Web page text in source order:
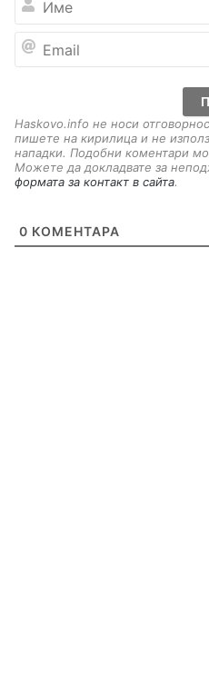
Haskovo.info не носи
пишете на кирилица и не
нападки. Подобни коментари
Можете да докладвате за
формата за контакт в сайта.
0 КОМЕНТАРА